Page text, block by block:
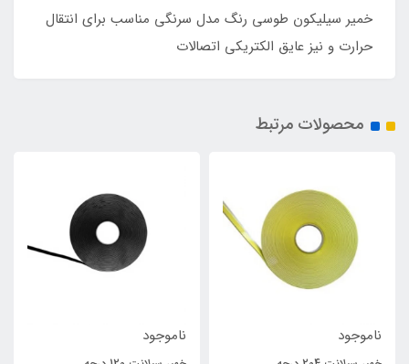
خمیر سیلیکون طوسی رنگ مدل سرنگی مناسب برای انتقال
حرارت و نیز عایق الکتریکی اتصالات
محصولات مرتبط
ناموجود ناموجود